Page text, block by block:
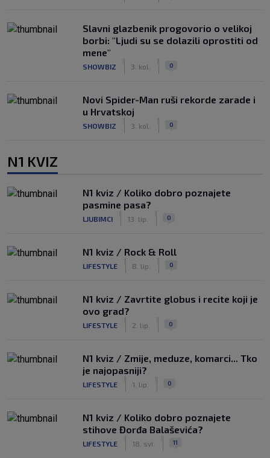
Slavni glazbenik progovorio o velikoj
borbi: "Ljudi su se dolazili oprostiti od
mene"
SHOWBIZ 3. kol. 0
Novi Spider-Man ruši rekorde zarade i
u Hrvatskoj
SHOWBIZ 3. kol. 0
N1 KVIZ
N1 kviz / Koliko dobro poznajete
pasmine pasa?
LJUBIMCI 13. lip. 0
N1 kviz / Rock & Roll
LIFESTYLE 8. lip. 0
N1 kviz / Zavrtite globus i recite koji je
ovo grad?
LIFESTYLE 2. lip. 0
N1 kviz / Zmije, meduze, komarci... Tko
je najopasniji?
LIFESTYLE 1. lip. 0
N1 kviz / Koliko dobro poznajete
stihove Đorđa Balaševića?
LIFESTYLE 18. svi. 11